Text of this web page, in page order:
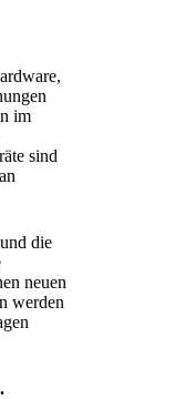
im
sind
die
neuen
werden